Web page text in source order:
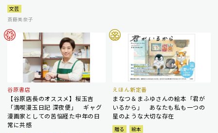
文芸
斎藤美奈子
谷原書店
【谷原店長のオススメ】桜玉吉
「満喫漫玉日記 深夜便」 ギャグ
漫画家としての苦悩経た中年の日
常に共感
えほん新定番
まなつ＆まふゆさんの絵本「君が
いるから」 あなたも私も一つの
星のような大切な存在
贈る
絵本